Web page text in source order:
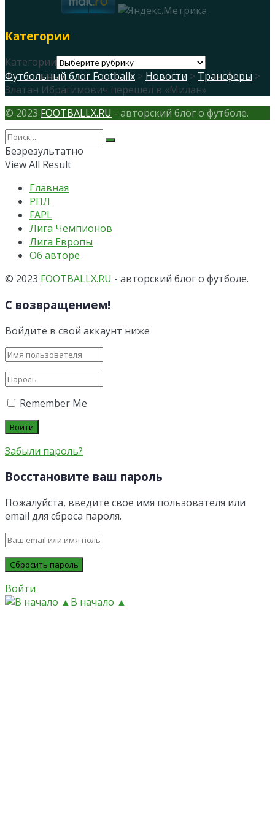
Категории
Категории
Футбольный блог Footballx > Новости > Трансферы >
Златан Ибрагимович перешел в «Милан»
© 2023 FOOTBALLX.RU - авторский блог о футболе.
Безрезультатно
View All Result
Главная
РПЛ
FAPL
Лига Чемпионов
Лига Европы
Об авторе
© 2023 FOOTBALLX.RU - авторский блог о футболе.
С возвращением!
Войдите в свой аккаунт ниже
Remember Me
Забыли пароль?
Восстановите ваш пароль
Пожалуйста, введите свое имя пользователя или
email для сброса пароля.
Войти
В начало ▲